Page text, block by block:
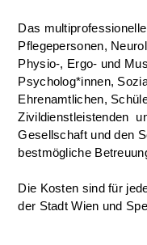
Das
Pflegepersonen,
Physio-, Ergo- und
Psycholog*innen,
Ehrenamtlichen,
Zivildienstleistenden
Gesellschaft und den
bestmögliche
Die Kosten sind für
der Stadt Wien und